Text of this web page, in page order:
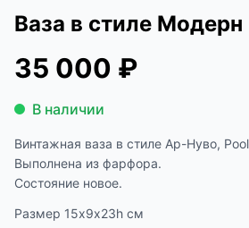
Ваза в стиле Модерн
35 000 ₽
В наличии
Винтажная ваза в стиле Ар-Нуво,
Выполнена из фарфора.
Состояние новое.
Размер 15х9х23h см